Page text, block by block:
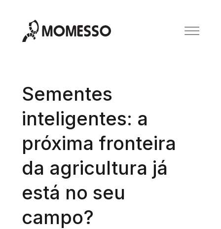
Sementes
inteligentes: a
próxima fronteira
da agricultura já
está no seu
campo?